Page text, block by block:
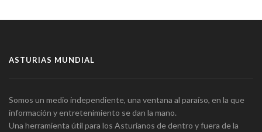
ASTURIAS MUNDIAL
Somos un medio independiente, una ventana al paraíso, en la que
información y entretenimiento se dan la mano.
Una herramienta útil para los Asturianos de dentro y fuera de la